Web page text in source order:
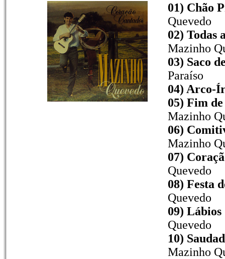
01) Chão
Quevedo
02) Todas
Mazinho
03) Saco
Paraíso
04) Arco-
05) Fim
Mazinho
06)
Mazinho
07)
Quevedo
08) Festa
Quevedo
09)
Quevedo
10)
Mazinho